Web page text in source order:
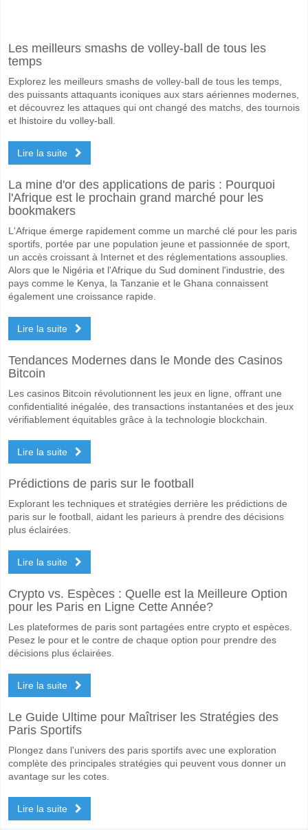
Le match entre Ha Noi v Ho Chi Minh 07 June 2026 12:00.
Ha Noi pour le Gagnant du match, avec une probabilité de 73%
Les deux équipes marqueront-elles dans le match Ha
Oui pour Les Deux Équipes Marquent, avec un pourcentage de 55%.
Quel sera le résultat correct attendu entre Ha Noi v Ho
Sur le côté risqué, vous pouvez essayer le Résultat Correct de 3-1
Les meilleurs smashs de volley-ball de tous les
temps
Explorez les meilleurs smashs de volley-ball de tous les temps,
des puissants attaquants iconiques aux stars aériennes modernes,
et découvrez les attaques qui ont changé des matchs, des tournois
et lhistoire du volley-ball.
Lire la suite
La mine d'or des applications de paris : Pourquoi
l'Afrique est le prochain grand marché pour les
bookmakers
L'Afrique émerge rapidement comme un marché clé pour les paris
sportifs, portée par une population jeune et passionnée de sport,
un accès croissant à Internet et des réglementations assouplies.
Alors que le Nigéria et l'Afrique du Sud dominent l'industrie, des
pays comme le Kenya, la Tanzanie et le Ghana connaissent
également une croissance rapide.
Lire la suite
Tendances Modernes dans le Monde des Casinos
Bitcoin
Les casinos Bitcoin révolutionnent les jeux en ligne, offrant une
confidentialité inégalée, des transactions instantanées et des jeux
vérifiablement équitables grâce à la technologie blockchain.
Lire la suite
Prédictions de paris sur le football
Explorant les techniques et stratégies derrière les prédictions de
paris sur le football, aidant les parieurs à prendre des décisions
plus éclairées.
Lire la suite
Crypto vs. Espèces : Quelle est la Meilleure Option
pour les Paris en Ligne Cette Année?
Les plateformes de paris sont partagées entre crypto et espèces.
Pesez le pour et le contre de chaque option pour prendre des
décisions plus éclairées.
Lire la suite
Le Guide Ultime pour Maîtriser les Stratégies des
Paris Sportifs
Plongez dans l'univers des paris sportifs avec une exploration
complète des principales stratégies qui peuvent vous donner un
avantage sur les cotes.
Lire la suite